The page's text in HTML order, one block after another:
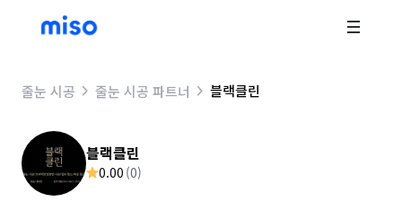
줄눈 시공 줄눈 시공 파트너 블랙클린
블랙클린
0.00 (0)